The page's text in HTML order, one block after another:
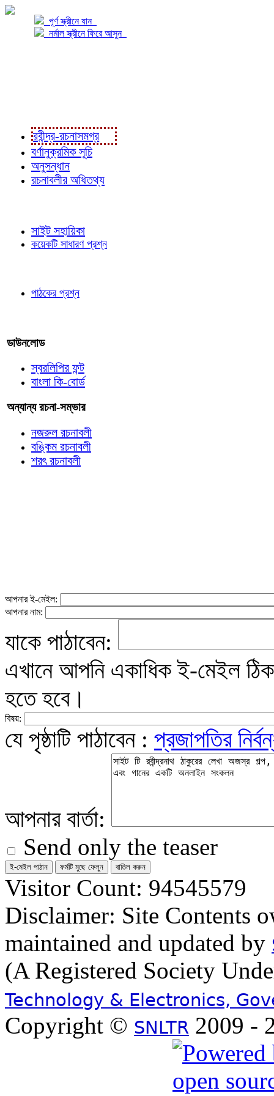
পূর্ণ স্ক্রীনে যান
নর্মাল স্ক্রীনে ফিরে আসুন
রবীন্দ্র-রচনাসমগ্র
বর্ণানুক্রমিক সূচি
অনুসন্ধান
রচনাবলীর অধিতথ্য
সাইট সহায়িকা
কয়েকটি সাধারণ প্রশ্ন
পাঠকের প্রশ্ন
ডাউনলোড
স্বরলিপির ফন্ট
বাংলা কি-বোর্ড
অন্যান্য রচনা-সম্ভার
নজরুল রচনাবলী
বঙ্কিম রচনাবলী
শরৎ রচনাবলী
আপনার ই-মেইল:
আপনার নাম:
যাকে পাঠাবেন:
এখানে আপনি একাধিক ই-মেইল
হতে হবে।
বিষয়:
যে পৃষ্ঠাটি পাঠাবেন : প্রজাপতির
আপনার বার্তা:
Send only the teaser
Visitor Count: 94545579
Disclaimer: Site Contents
maintained and updated by
(A Registered Society
Technology & Electronics,
Copyright © SNLTR 2009 -